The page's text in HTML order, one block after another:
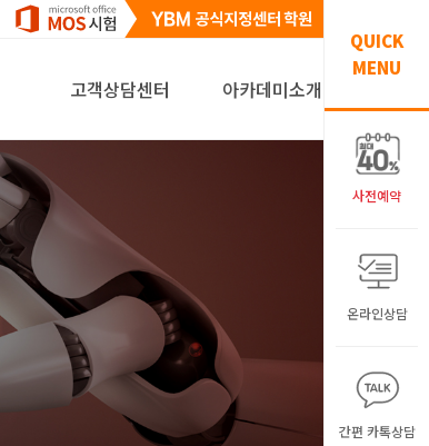
고객상담센터 아카데미소개
QUICK
MENU
사전예약
온라인상담
간편 카톡상담